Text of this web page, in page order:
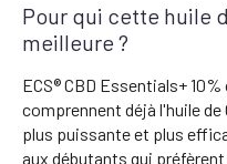
Pour qui cette huile
meilleure ?
ECS® CBD Essentials+
comprennent déjà l'huile
plus puissante et plus
aux débutants qui